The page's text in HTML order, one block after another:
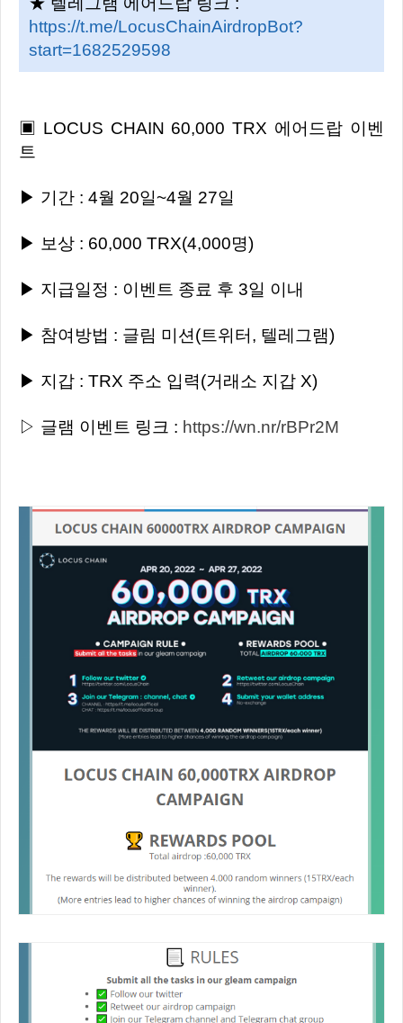
https://t.me/LocusChainAirdropBot?
start=1682529598
▣ LOCUS CHAIN 60,000 TRX 에어드랍 이벤
트
▶ 기간 : 4월 20일~4월 27일
▶ 보상 : 60,000 TRX(4,000명)
▶ 지급일정 : 이벤트 종료 후 3일 이내
▶ 참여방법 : 글림 미션(트위터, 텔레그램)
▶ 지갑 : TRX 주소 입력(거래소 지갑 X)
▷ 글램 이벤트 링크 : https://wn.nr/rBPr2M